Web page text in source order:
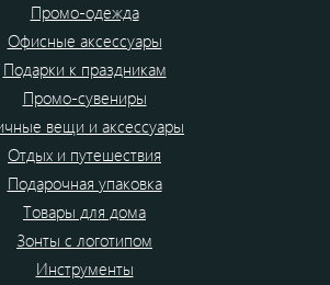
Промо-одежда
Офисные аксессуары
Подарки к праздникам
Промо-сувениры
вещи и аксессуары
Отдых и путешествия
Подарочная упаковка
Товары для дома
Зонты с логотипом
Инструменты